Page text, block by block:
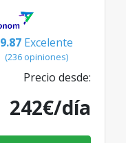
9.87 Excelente
(236 opiniones)
Precio desde:
242€/día